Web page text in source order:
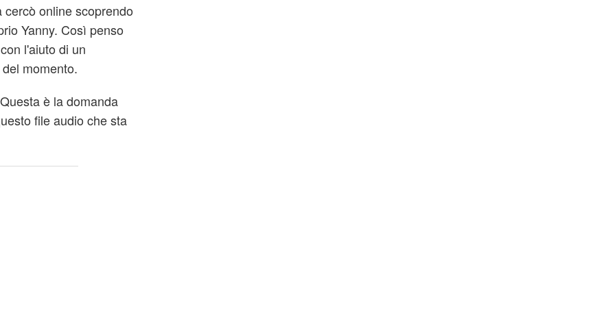
online scoprendo
Yanny. Così penso
l'aiuto di un
momento.
è la domanda
file audio che sta